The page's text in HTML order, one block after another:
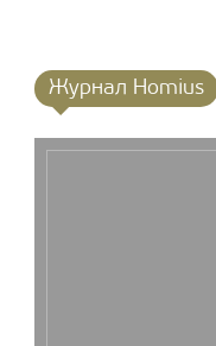
Журнал Homius